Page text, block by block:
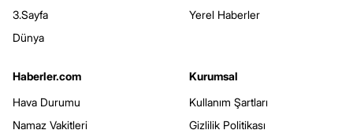
3.Sayfa
Dünya
Yerel Haberler
Haberler.com
Hava Durumu
Namaz Vakitleri
Kurumsal
Kullanım Şartları
Gizlilik Politikası